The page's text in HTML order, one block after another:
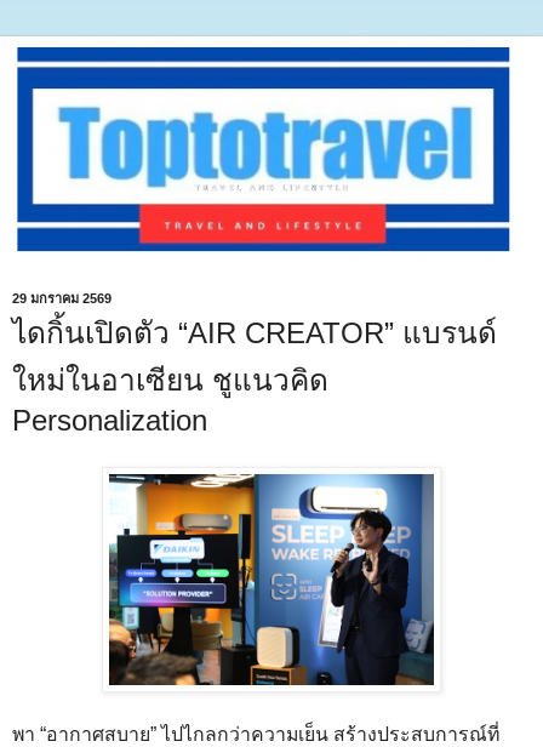
29 มกราคม 2569
ไดกิ้นเปิดตัว “AIR CREATOR” แบรนด์
ใหม่ในอาเซียน ชูแนวคิด
Personalization
พา “อากาศสบาย” ไปไกลกว่าความเย็น สร้างประสบการณ์ที่